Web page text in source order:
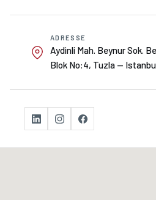
ADRESSE
Aydinli Mah. Beynur Sok.
Blok No:4, Tuzla —